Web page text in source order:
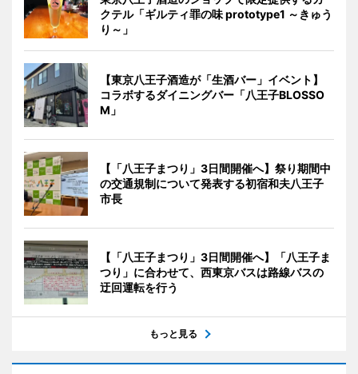
クテル「ギルティ罪の味 prototype1 ～きゅう
り～」
【東京八王子酒造が「生酒バー」イベント】
コラボするダイニングバー「八王子BLOSSO
M」
【「八王子まつり」3日間開催へ】祭り期間中
の交通規制について発表する初宿和夫八王子
市長
【「八王子まつり」3日間開催へ】「八王子ま
つり」に合わせて、西東京バスは路線バスの
迂回運転を行う
もっと見る